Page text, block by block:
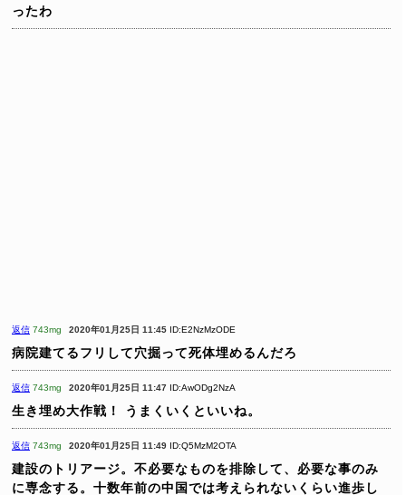
ったわ
返信 743mg 2020年01月25日 11:45 ID:E2NzMzODE
病院建てるフリして穴掘って死体埋めるんだろ
返信 743mg 2020年01月25日 11:47 ID:AwODg2NzA
生き埋め大作戦！ うまくいくといいね。
返信 743mg 2020年01月25日 11:49 ID:Q5MzM2OTA
建設のトリアージ。不必要なものを排除して、必要な事のみ
に専念する。十数年前の中国では考えられないくらい進歩し